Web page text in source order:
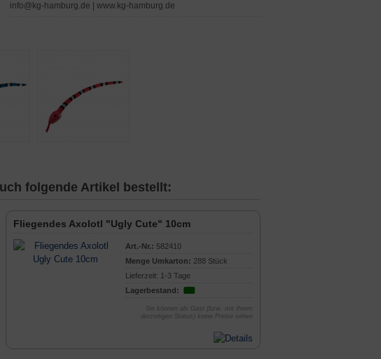
info@kg-hamburg.de | www.kg-hamburg.de
folgende Artikel bestellt:
Fliegendes Axolotl "Ugly Cute" 10cm
Art.-Nr.: 582410
Menge Umkarton: 288 Stück
Lieferzeit: 1-3 Tage
Lagerbestand:
Sie können als Gast (bzw. mit Ihrem
derzeitigen Status) keine Preise sehen